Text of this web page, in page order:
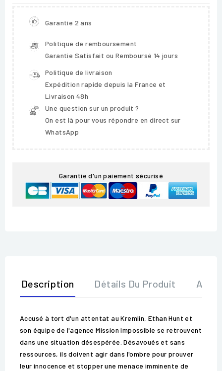
Garantie 2 ans
Politique de remboursement
Garantie Satisfait ou Remboursé 14 jours
Politique de livraison
Expédition rapide depuis la France et
Livraison 48h
Une question sur un produit ?
On est là pour vous répondre en direct sur
WhatsApp
Garantie d'un paiement sécurisé
Description Détails Du Produit Avis
Accusé à tort d'un attentat au Kremlin, Ethan Hunt et
son équipe de l'agence Mission Impossible se retrouvent
dans une situation désespérée. Désavoués et sans
ressources, ils doivent agir dans l'ombre pour prouver
leur innocence et stopper une menace imminente de